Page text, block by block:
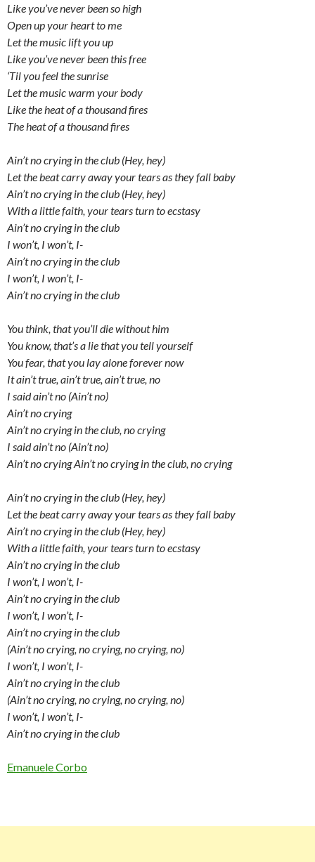
Like you’ve never been so high
Open up your heart to me
Let the music lift you up
Like you’ve never been this free
‘Til you feel the sunrise
Let the music warm your body
Like the heat of a thousand fires
The heat of a thousand fires
Ain’t no crying in the club (Hey, hey)
Let the beat carry away your tears as they fall baby
Ain’t no crying in the club (Hey, hey)
With a little faith, your tears turn to ecstasy
Ain’t no crying in the club
I won’t, I won’t, I-
Ain’t no crying in the club
I won’t, I won’t, I-
Ain’t no crying in the club
You think, that you’ll die without him
You know, that’s a lie that you tell yourself
You fear, that you lay alone forever now
It ain’t true, ain’t true, ain’t true, no
I said ain’t no (Ain’t no)
Ain’t no crying
Ain’t no crying in the club, no crying
I said ain’t no (Ain’t no)
Ain’t no crying Ain’t no crying in the club, no crying
Ain’t no crying in the club (Hey, hey)
Let the beat carry away your tears as they fall baby
Ain’t no crying in the club (Hey, hey)
With a little faith, your tears turn to ecstasy
Ain’t no crying in the club
I won’t, I won’t, I-
Ain’t no crying in the club
I won’t, I won’t, I-
Ain’t no crying in the club
(Ain’t no crying, no crying, no crying, no)
I won’t, I won’t, I-
Ain’t no crying in the club
(Ain’t no crying, no crying, no crying, no)
I won’t, I won’t, I-
Ain’t no crying in the club
Emanuele Corbo